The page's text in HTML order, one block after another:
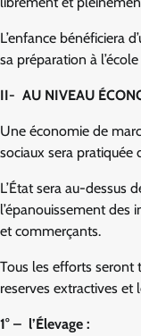
L’enfance bénéficiera
sa préparation à
II- AU NIVEAU
Une économie de
sociaux sera pratiquée
L’État sera au-dessus
l’épanouissement des
et commerçants.
Tous les efforts seront
reserves extractives et
1° – l’Élevage :